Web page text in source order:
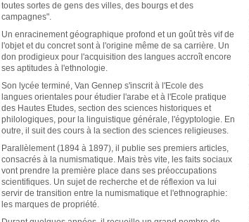
toutes sortes de gens des villes, des bourgs et des
campagnes".
Un enracinement géographique profond et un goût très vif de
l'objet et du concret sont à l'origine même de sa carrière. Un
don prodigieux pour l'acquisition des langues accroît encore
ses aptitudes à l'ethnologie.
Son lycée terminé, Van Gennep s'inscrit à l'Ecole des
langues orientales pour étudier l'arabe et à l'Ecole pratique
des Hautes Etudes, section des sciences historiques et
philologiques, pour la linguistique générale, l'égyptologie. En
outre, il suit des cours à la section des sciences religieuses.
Parallèlement (1894 à 1897), il publie ses premiers articles,
consacrés à la numismatique. Mais très vite, les faits sociaux
vont prendre la première place dans ses préoccupations
scientifiques. Un sujet de recherche et de réflexion va lui
servir de transition entre la numismatique et l'ethnographie:
les marques de propriété.